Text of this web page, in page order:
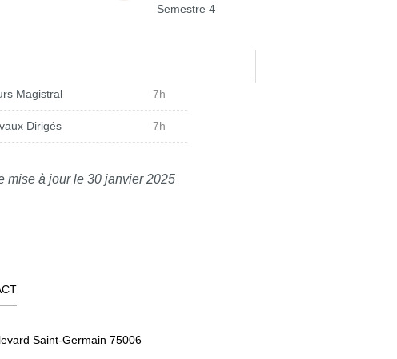
Semestre 4
Magistral 7h
Dirigés 7h
mise à jour le 30 janvier 2025
Saint-Germain 75006